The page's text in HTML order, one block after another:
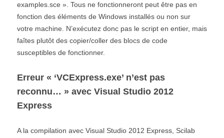
examples.sce ». Tous ne fonctionneront peut être pas en
fonction des éléments de Windows installés ou non sur
votre machine. N’exécutez donc pas le script en entier, mais
faîtes plutôt des copier/coller des blocs de code
susceptibles de fonctionner.
Erreur « ‘VCExpress.exe’ n’est pas
reconnu… » avec Visual Studio 2012
Express
A la compilation avec Visual Studio 2012 Express, Scilab